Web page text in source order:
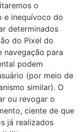
o
e inequívoco do
determinados
do Pixel do
navegação para
podem
(por meio de
similar). O
ou revogar o
ciente de que
já realizados